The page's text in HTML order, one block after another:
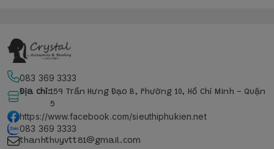
083 369 3333
Địa chỉ:159 Trần Hưng Đạo B, Phường 10, Hồ Chí Minh - Quận
5
https://www.facebook.com/sieuthiphukien.net
083 369 3333
thanhthuyvtt81@gmail.com